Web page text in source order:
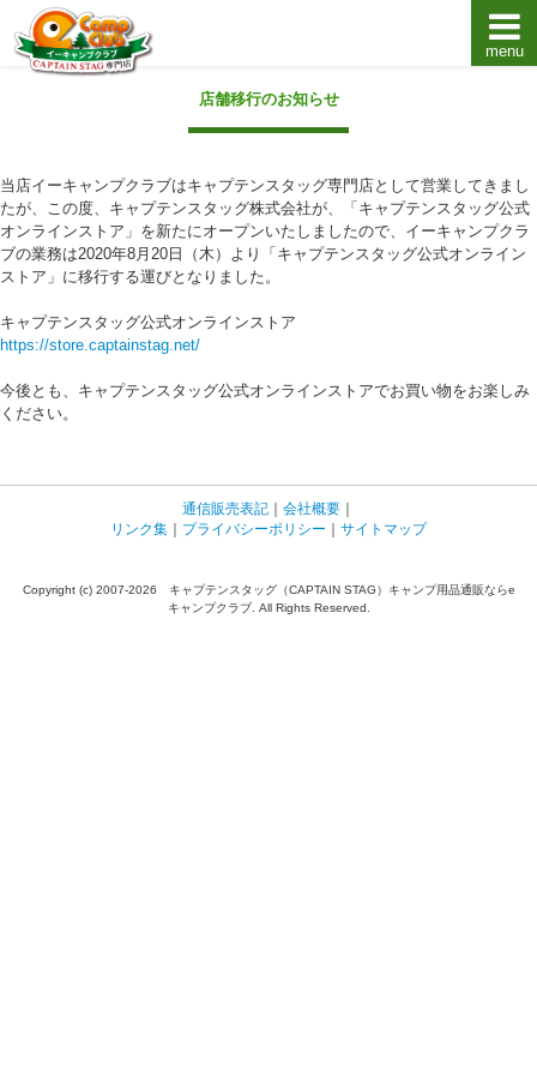
キャプテンスタッグキャンプ用品通販店【eキャンプ
menu
店舗移行のお知らせ
当店イーキャンプクラブはキャプテンスタッグ専門店として営業してきまし
たが、この度、キャプテンスタッグ株式会社が、「キャプテンスタッグ公式
オンラインストア」を新たにオープンいたしましたので、イーキャンプクラ
ブの業務は2020年8月20日（木）より「キャプテンスタッグ公式オンライン
ストア」に移行する運びとなりました。
キャプテンスタッグ公式オンラインストア
https://store.captainstag.net/
今後とも、キャプテンスタッグ公式オンラインストアでお買い物をお楽しみ
ください。
通信販売表記 ｜ 会社概要 ｜
リンク集 ｜ プライバシーポリシー ｜ サイトマップ
Copyright (c) 2007-2026 キャプテンスタッグ（CAPTAIN STAG）キャンプ用品通販ならe
キャンプクラブ. All Rights Reserved.